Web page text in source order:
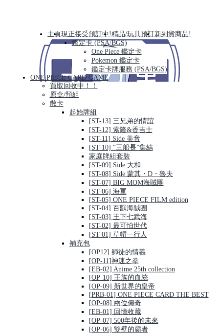
主頁現正接受預訂中!精品/玩具預訂新到貨商品!
鑑定卡 (PSA/BGS)
One Piece 鑑定卡
Pokemon 鑑定卡
鑑定卡牌服務 (PSA/BGS)
ONE PIECE CARD GAME
買取回收中！！
原盒/預組
散卡
起始牌組
[ST-13] 三兄弟的情誼
[ST-12] 索隆&香吉士
[ST-11] Side 美音
[ST-10] “三船長”集結
家庭牌組套裝
[ST-09] Side 大和
[ST-08] Side 蒙其・D・魯夫
[ST-07] BIG MOM海賊團
[ST-06] 海軍
[ST-05] ONE PIECE FILM edition
[ST-04] 百獸海賊團
[ST-03] 王下七武海
[ST-02] 最可怕世代
[ST-01] 草帽一行人
補充包
[OP12] 師徒的情義
[OP-11]神速之拳
[EB-02] Anime 25th collection
[OP-10] 王族的血統
[OP-09] 新世界的皇帝
[PRB-01] ONE PIECE CARD THE BEST
[OP-08] 兩位傳奇
[EB-01] 回憶收藏
[OP-07] 500年後的未來
[OP-06] 雙壁的霸者